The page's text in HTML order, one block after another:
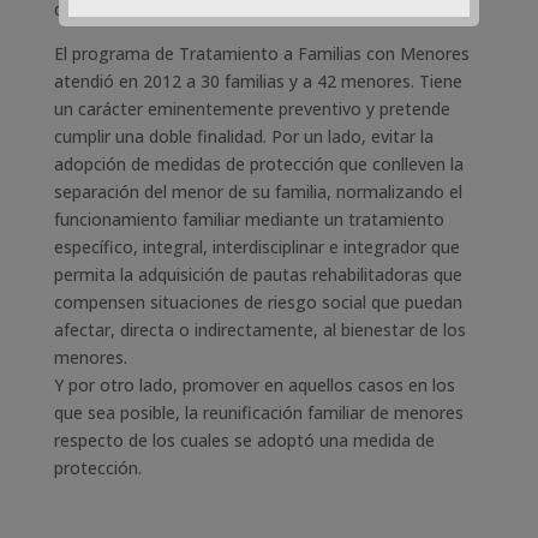
de 14.144 euros.
El programa de Tratamiento a Familias con Menores
atendió en 2012 a 30 familias y a 42 menores. Tiene
un carácter eminentemente preventivo y pretende
cumplir una doble finalidad. Por un lado, evitar la
adopción de medidas de protección que conlleven la
separación del menor de su familia, normalizando el
funcionamiento familiar mediante un tratamiento
específico, integral, interdisciplinar e integrador que
permita la adquisición de pautas rehabilitadoras que
compensen situaciones de riesgo social que puedan
afectar, directa o indirectamente, al bienestar de los
menores.
Y por otro lado, promover en aquellos casos en los
que sea posible, la reunificación familiar de menores
respecto de los cuales se adoptó una medida de
protección.